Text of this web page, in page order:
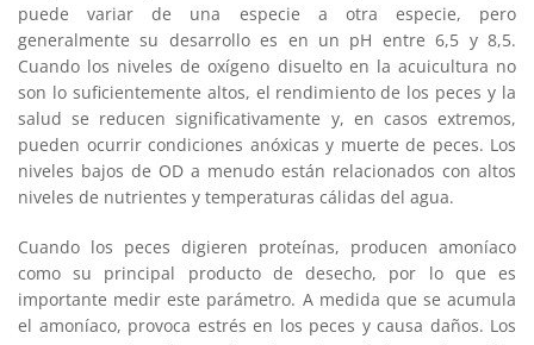
puede variar de una especie a otra especie, pero
generalmente su desarrollo es en un pH entre 6,5 y 8,5.
Cuando los niveles de oxígeno disuelto en la acuicultura no
son lo suficientemente altos, el rendimiento de los peces y la
salud se reducen significativamente y, en casos extremos,
pueden ocurrir condiciones anóxicas y muerte de peces. Los
niveles bajos de OD a menudo están relacionados con altos
niveles de nutrientes y temperaturas cálidas del agua.
Cuando los peces digieren proteínas, producen amoníaco
como su principal producto de desecho, por lo que es
importante medir este parámetro. A medida que se acumula
el amoníaco, provoca estrés en los peces y causa daños. Los